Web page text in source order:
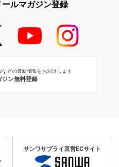
ルマガジン登録
などの最新情報をお届けします
ジン無料登録
サンワサプライ直営ECサイト